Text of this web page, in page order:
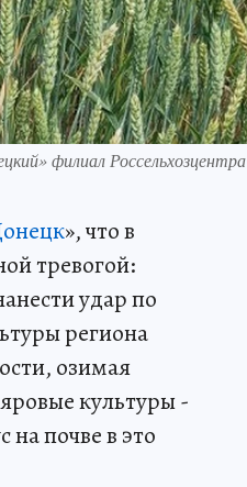
филиал Россельхозцентра
», что в
тревогой:
удар по
региона
озимая
культуры -
почве в это